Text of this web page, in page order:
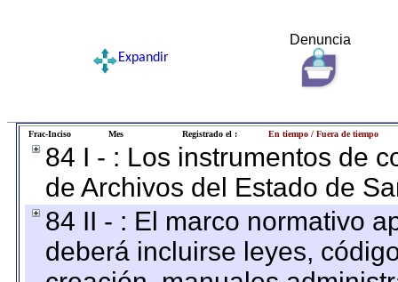
Denuncia
Expandir
Frac-Inciso Mes Registrado el : En tiempo / Fuera de tiempo
84 I - : Los instrumentos de
de Archivos del Estado de
84 II - : El marco normativo
deberá incluirse leyes,